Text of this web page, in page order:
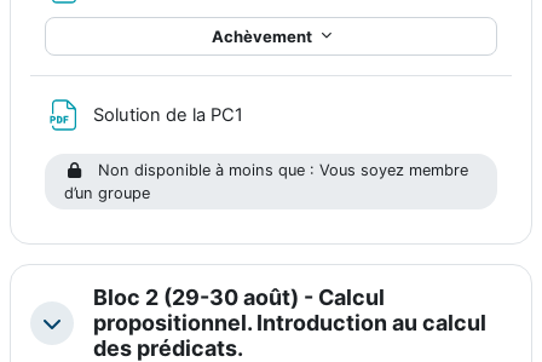
Achèvement
Solution de la PC1
Non disponible à moins que : Vous soyez membre
d’un groupe
Replier
Bloc 2 (29-30 août) - Calcul
propositionnel. Introduction au calcul
des prédicats.